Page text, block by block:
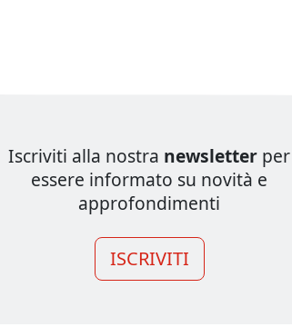
Iscriviti alla nostra newsletter per
essere informato su novità e
approfondimenti
ISCRIVITI